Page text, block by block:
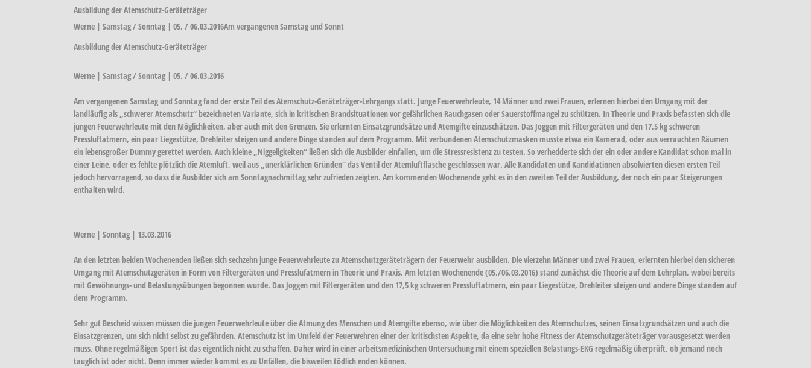
Ausbildung der Atemschutz-Geräteträger
Werne | Samstag / Sonntag | 05. / 06.03.2016Am vergangenen Samstag und Sonnt
Ausbildung der Atemschutz-Geräteträger
Werne | Samstag / Sonntag | 05. / 06.03.2016
Am vergangenen Samstag und Sonntag fand der erste Teil des Atemschutz-Geräteträger-Lehrgangs statt. Junge Feuerwehrleute, 14 Männer und zwei Frauen, erlernen hierbei den Umgang mit der
landläufig als „schwerer Atemschutz“ bezeichneten Variante, sich in kritischen Brandsituationen vor gefährlichen Rauchgasen oder Sauerstoffmangel zu schützen. In Theorie und Praxis befassten sich die
jungen Feuerwehrleute mit den Möglichkeiten, aber auch mit den Grenzen. Sie erlernten Einsatzgrundsätze und Atemgifte einzuschätzen. Das Joggen mit Filtergeräten und den 17,5 kg schweren
Pressluftatmern, ein paar Liegestütze, Drehleiter steigen und andere Dinge standen auf dem Programm. Mit verbundenen Atemschutzmasken musste etwa ein Kamerad, oder aus verrauchten Räumen
ein lebensgroßer Dummy gerettet werden. Auch kleine „Niggeligkeiten“ ließen sich die Ausbilder einfallen, um die Stressresistenz zu testen. So verhedderte sich der ein oder andere Kandidat schon mal in
einer Leine, oder es fehlte plötzlich die Atemluft, weil aus „unerklärlichen Gründen“ das Ventil der Atemluftflasche geschlossen war. Alle Kandidaten und Kandidatinnen absolvierten diesen ersten Teil
jedoch hervorragend, so dass die Ausbilder sich am Sonntagnachmittag sehr zufrieden zeigten. Am kommenden Wochenende geht es in den zweiten Teil der Ausbildung, der noch ein paar Steigerungen
enthalten wird.
Werne | Sonntag | 13.03.2016
An den letzten beiden Wochenenden ließen sich sechzehn junge Feuerwehrleute zu Atemschutzgeräteträgern der Feuerwehr ausbilden. Die vierzehn Männer und zwei Frauen, erlernten hierbei den sicheren
Umgang mit Atemschutzgeräten in Form von Filtergeräten und Presslufatmern in Theorie und Praxis. Am letzten Wochenende (05./06.03.2016) stand zunächst die Theorie auf dem Lehrplan, wobei bereits
mit Gewöhnungs- und Belastungsübungen begonnen wurde. Das Joggen mit Filtergeräten und den 17,5 kg schweren Pressluftatmern, ein paar Liegestütze, Drehleiter steigen und andere Dinge standen auf
dem Programm.
Sehr gut Bescheid wissen müssen die jungen Feuerwehrleute über die Atmung des Menschen und Atemgifte ebenso, wie über die Möglichkeiten des Atemschutzes, seinen Einsatzgrundsätzen und auch die
Einsatzgrenzen, um sich nicht selbst zu gefährden. Atemschutz ist im Umfeld der Feuerwehren einer der kritischsten Aspekte, da eine sehr hohe Fitness der Atemschutzgeräteträger vorausgesetzt werden
muss. Ohne regelmäßigen Sport ist das eigentlich nicht zu schaffen. Daher wird in einer arbeitsmedizinischen Untersuchung mit einem speziellen Belastungs-EKG regelmäßig überprüft, ob jemand noch
tauglich ist oder nicht. Denn immer wieder kommt es zu Unfällen, die bisweilen tödlich enden können.